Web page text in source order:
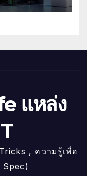
แหล่ง
, ความรู้เพื่อ
Spec)